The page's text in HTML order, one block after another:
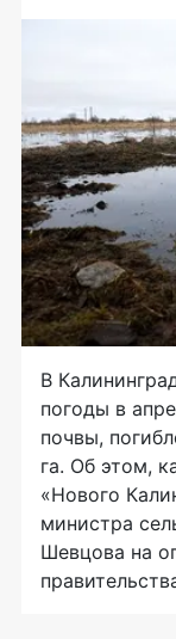
В
погоды в
почвы,
га. Об этом,
«Нового
министра
Шевцова на